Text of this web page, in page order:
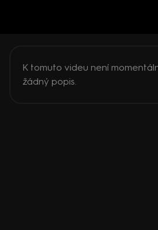
K tomuto videu není
žádný popis.